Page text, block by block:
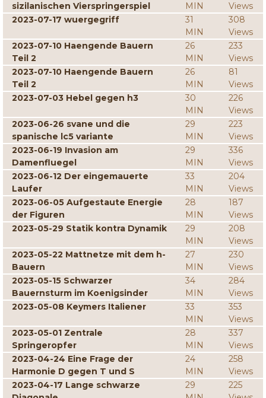
sizilanischen Vierspringerspiel
MIN
Views
2023-07-17 wuergegriff
31
MIN
308
Views
2023-07-10 Haengende Bauern
Teil 2
26
MIN
233
Views
2023-07-10 Haengende Bauern
Teil 2
26
MIN
81
Views
2023-07-03 Hebel gegen h3
30
MIN
226
Views
2023-06-26 svane und die
spanische lc5 variante
29
MIN
223
Views
2023-06-19 Invasion am
Damenfluegel
29
MIN
336
Views
2023-06-12 Der eingemauerte
Laufer
33
MIN
204
Views
2023-06-05 Aufgestaute Energie
der Figuren
28
MIN
187
Views
2023-05-29 Statik kontra Dynamik
29
MIN
208
Views
2023-05-22 Mattnetze mit dem h-
Bauern
27
MIN
230
Views
2023-05-15 Schwarzer
Bauernsturm im Koenigsinder
34
MIN
284
Views
2023-05-08 Keymers Italiener
33
MIN
353
Views
2023-05-01 Zentrale
Springeropfer
28
MIN
337
Views
2023-04-24 Eine Frage der
Harmonie D gegen T und S
24
MIN
258
Views
2023-04-17 Lange schwarze
29
225